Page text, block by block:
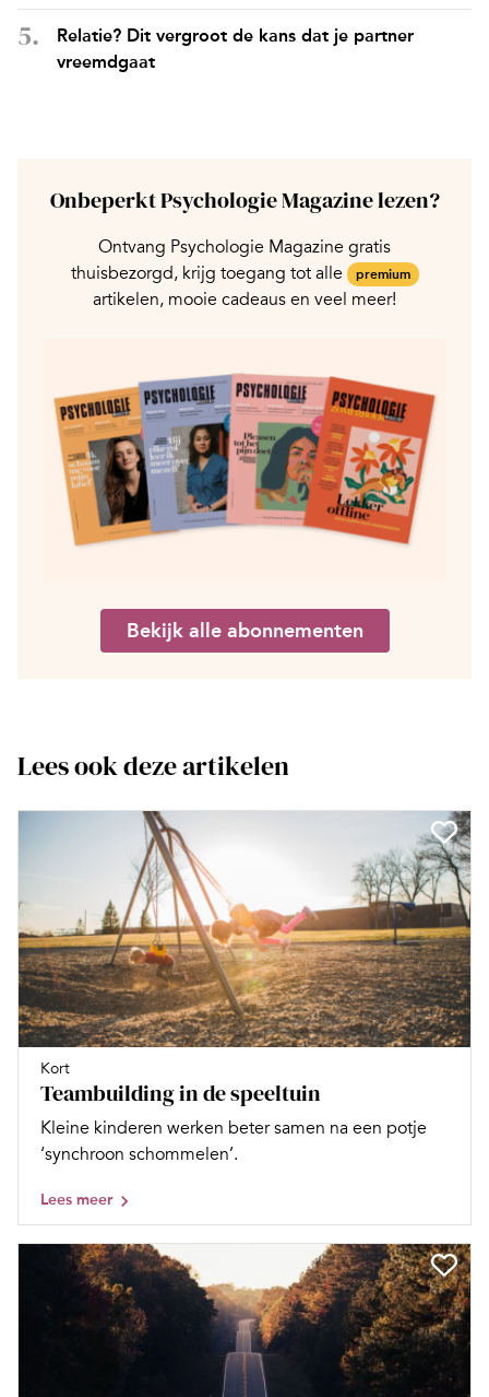
Relatie? Dit vergroot de kans dat je partner
vreemdgaat
Onbeperkt Psychologie Magazine lezen?
Ontvang Psychologie Magazine gratis
thuisbezorgd, krijg toegang tot alle
premium
artikelen, mooie cadeaus en veel meer!
Bekijk alle abonnementen
Lees ook deze artikelen
Kort
Teambuilding in de speeltuin
Kleine kinderen werken beter samen na een potje
‘synchroon schommelen’.
Lees meer